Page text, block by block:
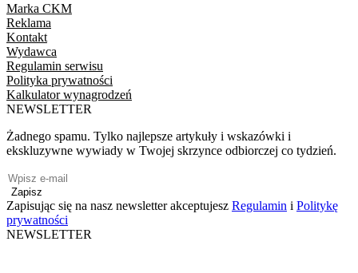
Marka CKM
Reklama
Kontakt
Wydawca
Regulamin serwisu
Polityka prywatności
Kalkulator wynagrodzeń
NEWSLETTER
Żadnego spamu. Tylko najlepsze artykuły i wskazówki i
ekskluzywne wywiady w Twojej skrzynce odbiorczej co tydzień.
Zapisz
Zapisując się na nasz newsletter akceptujesz Regulamin i Politykę
prywatności
NEWSLETTER